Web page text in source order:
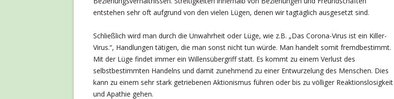
entstehen sehr oft aufgrund von den vielen Lügen, denen wir tagtäglich ausgesetzt sind.
Schließlich wird man durch die Unwahrheit oder Lüge, wie z.B. „Das Corona-Virus ist ein Killer-
Virus.“, Handlungen tätigen, die man sonst nicht tun würde. Man handelt somit fremdbestimmt.
Mit der Lüge findet immer ein Willensübergriff statt. Es kommt zu einem Verlust des
selbstbestimmten Handelns und damit zunehmend zu einer Entwurzelung des Menschen. Dies
kann zu einem sehr stark getriebenen Aktionismus führen oder bis zu völliger Reaktionslosigkeit
und Apathie gehen.